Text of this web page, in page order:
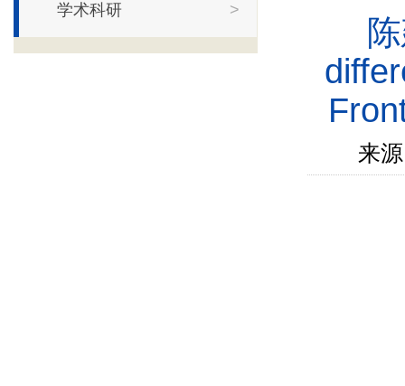
学术科研 >
来